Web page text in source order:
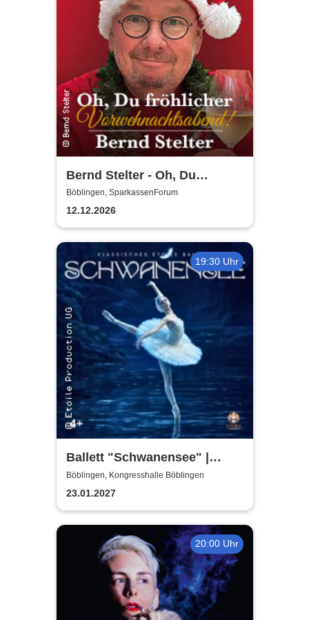
Bernd Stelter - Oh, Du
fröhlicher
Vorweihnachtsabend! 2026
Böblingen, SparkassenForum
12.12.2026
19:30 Uhr
Ballett "Schwanensee" |
Klassisches Etoile Ballett
Böblingen, Kongresshalle Böblingen
23.01.2027
20:00 Uhr